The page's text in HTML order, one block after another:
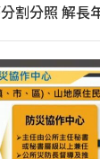
割分照 解長